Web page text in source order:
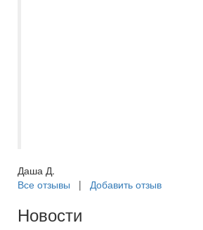
Даша Д.
Все отзывы | Добавить отзыв
Новости